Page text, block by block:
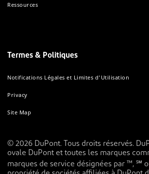
Ressources
Termes & Politiques
Notifications Légales et Limites d'Utilisation
Privacy
Site Map
© 2026 DuPont. Tous droits réservés.
ovale DuPont et toutes les marques
marques de service désignées par ™, ℠